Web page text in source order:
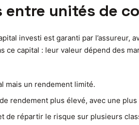
unités de
investi est garanti par l’assureur,
ce capital : leur valeur dépend des
mais un rendement limité.
rendement plus élevé, avec une
de répartir le risque sur plusieurs